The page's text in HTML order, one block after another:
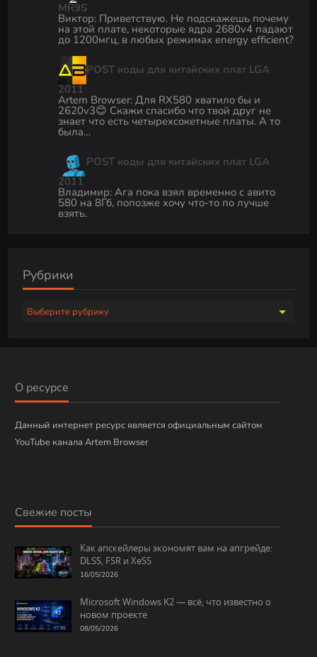
MR9S
Виктор: Приветствую. Не подскажешь почему
на этой плате, некоторые ядра 2680v4 падают
до 1200мгц, в любых режимах energy efficient?
POST коды для китайских плат LGA
2011
Artem Browser:Для RX580 хватило бы и
2620v3😊 Скажи спасибо что твой друг не
знает что есть четырехсокетные платы. А то
была…
POST коды для китайских плат LGA
2011
Владимир:Ага пока взял временно с авито
580 на 8Гб, попозже хочу что-то по лучше
взять.
Рубрики
Р
к
О ресурсе
Данный интернет ресурс является официальным сайтом
YouTube канала Artem Browser
Свежие посты
Как апскейлеры экономят вам на апгрейде:
DLSS, FSR и XeSS
16/05/2026
Microsoft Windows K2 — всё, что известно о
новом проекте
08/05/2026